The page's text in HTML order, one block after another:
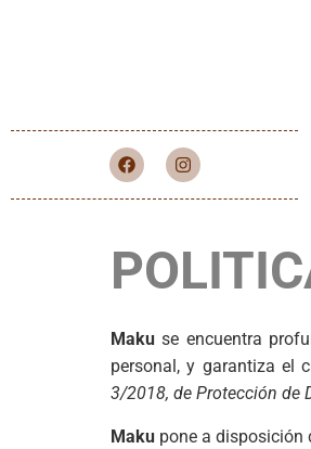
Makuse encuentra
personal, y garantiza el
3/2018, de Protección de
Maku pone a disposición